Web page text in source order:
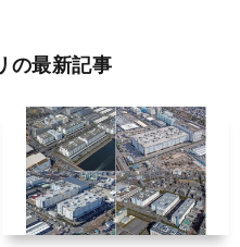
の最新記事